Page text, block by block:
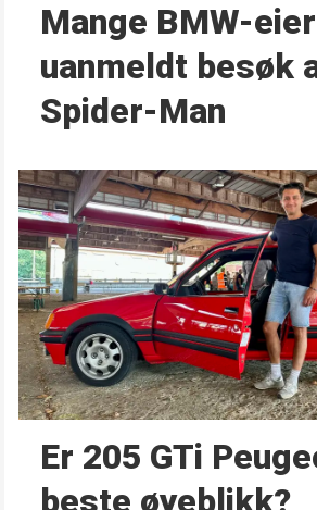
Mange BMW-
uanmeldt besøk
Spider-Man
Er 205 GTi